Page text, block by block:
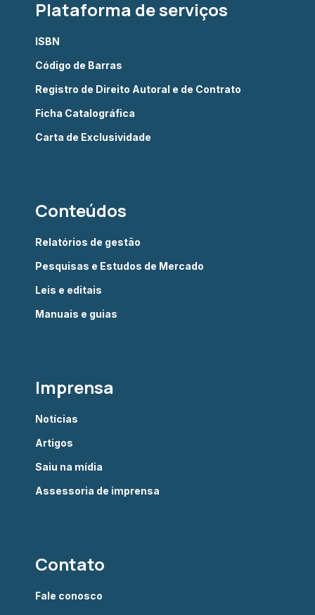
Plataforma de serviços
ISBN
Código de Barras
Registro de Direito Autoral e de Contrato
Ficha Catalográfica
Carta de Exclusividade
Conteúdos
Relatórios de gestão
Pesquisas e Estudos de Mercado
Leis e editais
Manuais e guias
Imprensa
Notícias
Artigos
Saiu na mídia
Assessoria de imprensa
Contato
Fale conosco